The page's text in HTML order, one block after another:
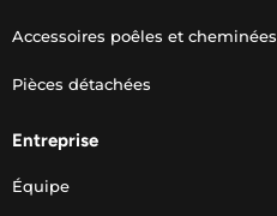
Accessoires poêles et cheminées
Pièces détachées
Entreprise
Équipe